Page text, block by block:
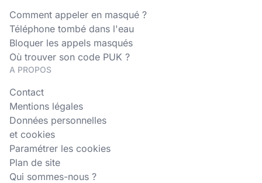
Comment appeler en masqué ?
Téléphone tombé dans l'eau
Bloquer les appels masqués
Où trouver son code PUK ?
A PROPOS
Contact
Mentions légales
Données personnelles
et cookies
Paramétrer les cookies
Plan de site
Qui sommes-nous ?